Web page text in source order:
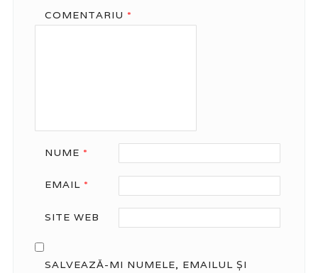
COMENTARIU *
NUME *
EMAIL *
SITE WEB
SALVEAZĂ-MI NUMELE, EMAILUL ȘI